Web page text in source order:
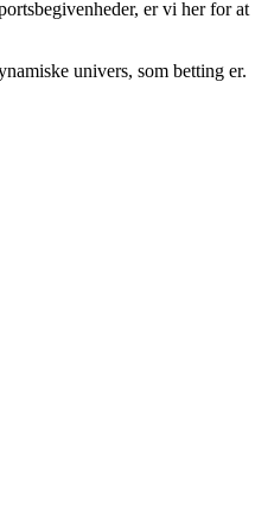
er vi her for at
univers, som betting er.